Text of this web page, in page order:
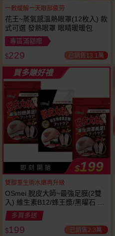
一敷缓解一天眼部疲劳
花王~蒸氣感溫熱眼罩(12枚入) 款
式可選 發熱眼罩 眼睛暖暖包
專區滿額贈
$229 已銷售13.1萬
買多賺好禮
即 刻 開 搶 $199
雙腳重生術水嫩再升級
OSmei 脫皮大師~最強足膜(2雙
入) 維生素B12/蜂王漿/黑曜石 3
款可選
多買多送
$199 已銷售2.3萬